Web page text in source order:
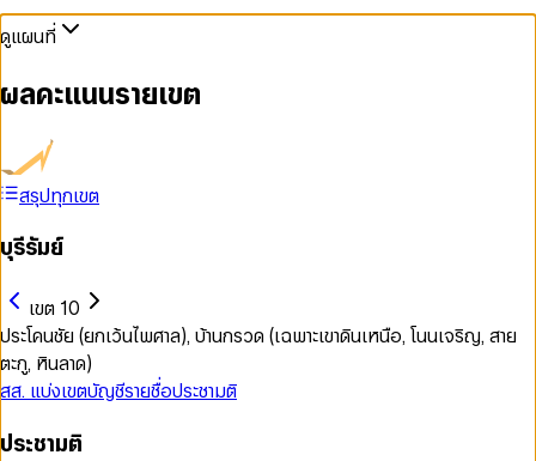
ดูแผนที่
ผลคะแนนรายเขต
สรุปทุกเขต
บุรีรัมย์
เขต 10
ประโคนชัย (ยกเว้นไพศาล), บ้านกรวด (เฉพาะเขาดินเหนือ, โนนเจริญ, สาย
ตะกู, หินลาด)
สส. แบ่งเขตบัญชีรายชื่อประชามติ
ประชามติ